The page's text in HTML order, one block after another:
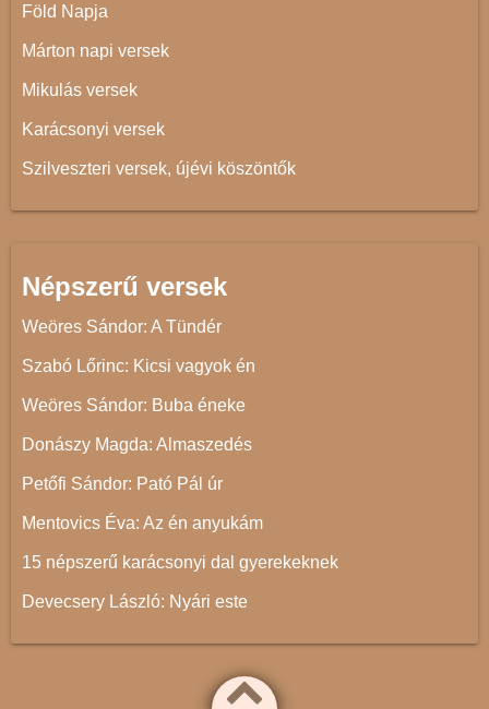
Föld Napja
Márton napi versek
Mikulás versek
Karácsonyi versek
Szilveszteri versek, újévi köszöntők
Népszerű versek
Weöres Sándor: A Tündér
Szabó Lőrinc: Kicsi vagyok én
Weöres Sándor: Buba éneke
Donászy Magda: Almaszedés
Petőfi Sándor: Pató Pál úr
Mentovics Éva: Az én anyukám
15 népszerű karácsonyi dal gyerekeknek
Devecsery László: Nyári este